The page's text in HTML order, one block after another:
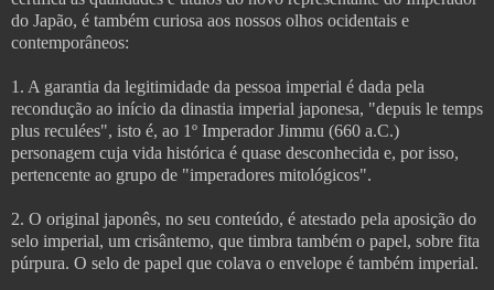
do Japão, é também curiosa aos nossos olhos ocidentais e
contemporâneos:
1. A garantia da legitimidade da pessoa imperial é dada pela
recondução ao início da dinastia imperial japonesa, "depuis le temps
plus reculées", isto é, ao 1º Imperador Jimmu (660 a.C.)
personagem cuja vida histórica é quase desconhecida e, por isso,
pertencente ao grupo de "imperadores mitológicos".
2. O original japonês, no seu conteúdo, é atestado pela aposição do
selo imperial, um crisântemo, que timbra também o papel, sobre fita
púrpura. O selo de papel que colava o envelope é também imperial.